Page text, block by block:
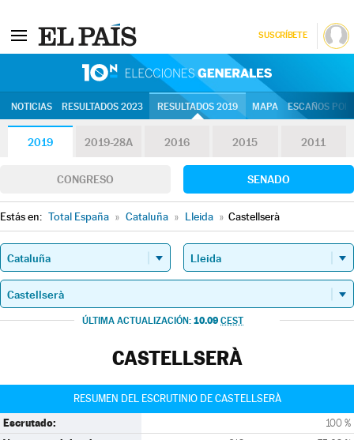
SUSCRÍBETE
NOTICIAS RESULTADOS 2023 RESULTADOS 2019 MAPA ESCAÑOS
2019 2019-28A 2016 2015 2011
CONGRESO SENADO
Estás en: Total España » Cataluña » Lleida » Castellserà
ÚLTIMA ACTUALIZACIÓN: 10.09 CEST
CASTELLSERÀ
RESUMEN DEL ESCRUTINIO DE CASTELLSERÀ
Escrutado: 100 %